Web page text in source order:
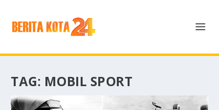
TAG: MOBIL SPORT